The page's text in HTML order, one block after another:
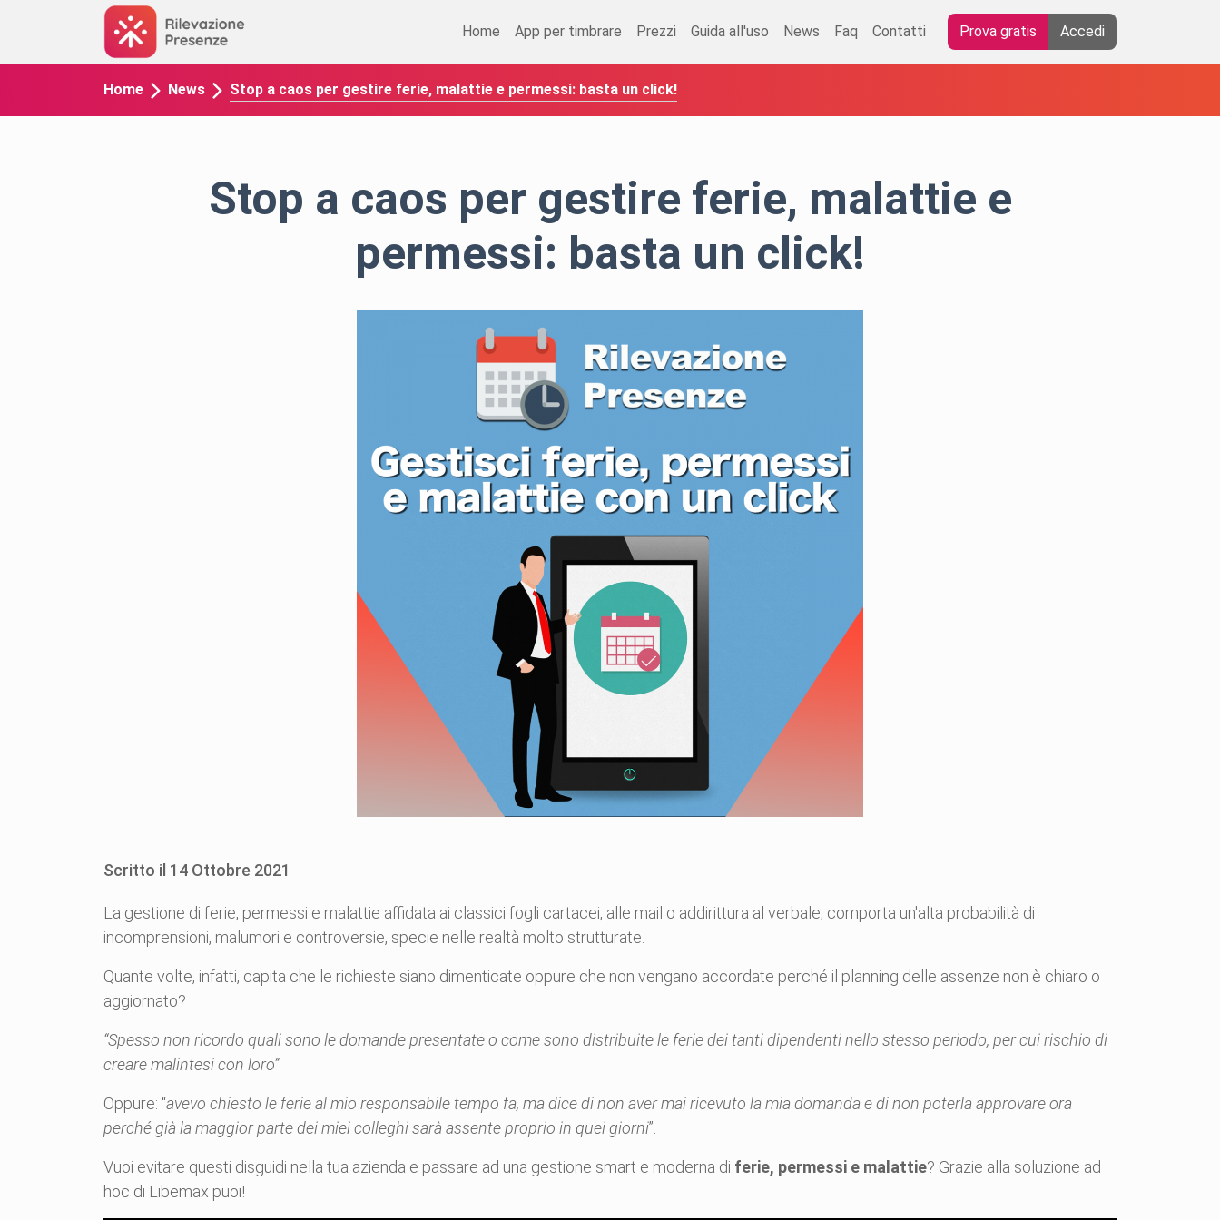
Home App per timbrare Prezzi Guida all'uso News Faq Contatti Prova gratis Accedi
Home News Stop a caos per gestire ferie, malattie e permessi: basta un click!
Stop a caos per gestire ferie, malattie e
permessi: basta un click!
Scritto il 14 Ottobre 2021
La gestione di ferie, permessi e malattie affidata ai classici fogli cartacei, alle mail o addirittura al verbale, comporta un'alta probabilità di
incomprensioni, malumori e controversie, specie nelle realtà molto strutturate.
Quante volte, infatti, capita che le richieste siano dimenticate oppure che non vengano accordate perché il planning delle assenze non è chiaro o
aggiornato?
“Spesso non ricordo quali sono le domande presentate o come sono distribuite le ferie dei tanti dipendenti nello stesso periodo, per cui rischio di
creare malintesi con loro”
Oppure: “avevo chiesto le ferie al mio responsabile tempo fa, ma dice di non aver mai ricevuto la mia domanda e di non poterla approvare ora
perché già la maggior parte dei miei colleghi sarà assente proprio in quei giorni”.
Vuoi evitare questi disguidi nella tua azienda e passare ad una gestione smart e moderna di ferie, permessi e malattie? Grazie alla soluzione ad
hoc di Libemax puoi!